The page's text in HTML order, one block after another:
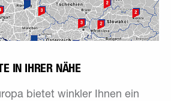
IN IHRER NÄHE
bietet winkler Ihnen ein